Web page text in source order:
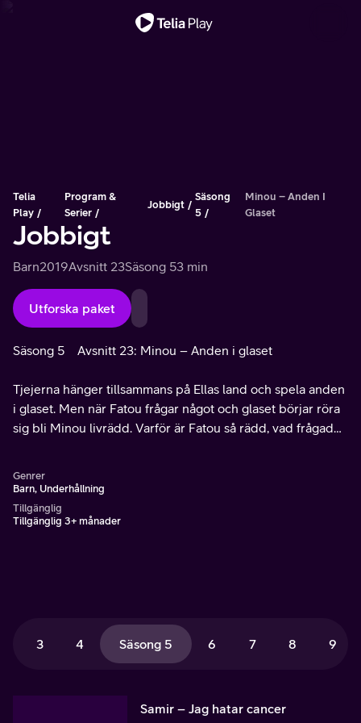
Telia
Play
Program &
Serier
Jobbigt
Säsong
5
Minou – Anden I
Glaset
Jobbigt
Barn2019Avsnitt 23Säsong 53 min
Utforska paket
Säsong 5 Avsnitt 23: Minou – Anden i glaset
Tjejerna hänger tillsammans på Ellas land och spela anden
i glaset. Men när Fatou frågar något och glaset börjar röra
sig bli Minou livrädd. Varför är Fatou så rädd, vad frågade
Genrer
Barn, Underhållning
Tillgänglig
Tillgänglig 3+ månader
3 4 Säsong 5 6 7 8 9
Samir – Jag hatar cancer